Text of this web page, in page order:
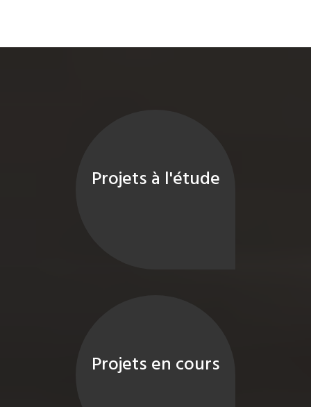
Projets à l'étude
Projets en cours